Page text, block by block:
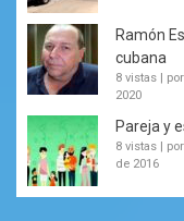
Ramón
cubana
8 vistas por
2020
Pareja y
8 vistas por
de 2016